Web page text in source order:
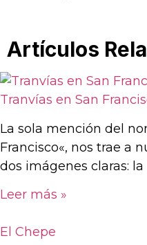
Artículos
Tranvías en San
La sola mención del
Francisco«, nos trae a
dos imágenes claras: la
Leer más »
El Chepe